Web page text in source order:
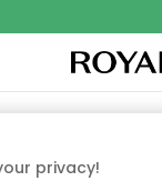
TÆPPERKØKKENET
privacy!